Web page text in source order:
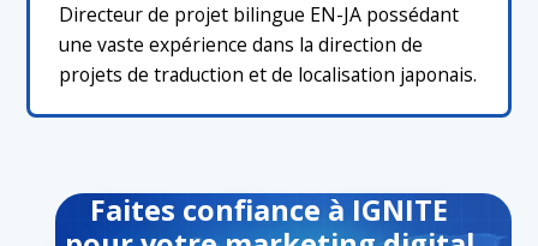
Directeur de projet bilingue EN-JA possédant
une vaste expérience dans la direction de
projets de traduction et de localisation japonais.
Faites confiance à IGNITE